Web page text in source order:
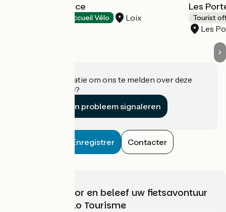
Loix Tourist Office
Accueil Vélo Loix
Les
Tourist
Les
Heeft u informatie om ons te melden over deze
accommodatie?
Een probleem signaleren
Enregistrer Contacter
Kies, bereid voor en beleef uw fietsavontuur
met France Vélo Tourisme